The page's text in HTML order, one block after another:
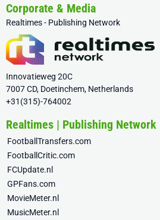
Corporate & Media
Realtimes - Publishing Network
Innovatieweg 20C
7007 CD, Doetinchem, Netherlands
+31(315)-764002
Realtimes | Publishing Network
FootballTransfers.com
FootballCritic.com
FCUpdate.nl
GPFans.com
MovieMeter.nl
MusicMeter.nl